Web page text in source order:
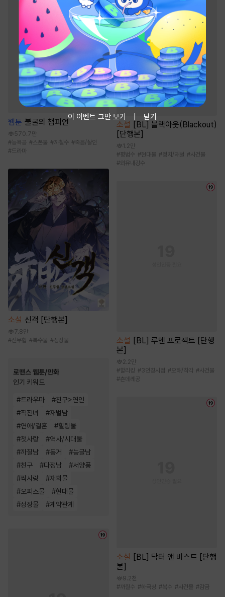
웹툰 불굴의 챔피언
570.7만
#능욕공 #스폰물 #까칠수 #죽음/살인
#드라마
소설 신객 [단행본]
7.8만
#신무협 #복수물 #성장물
로맨스 웹툰/만화
인기 키워드
#트라우마 #친구>연인
#직진녀 #재벌남
#연애/결혼 #힐링물
#첫사랑 #역사/시대물
#까칠남 #동거 #능글남
#친구 #다정남 #서양풍
#짝사랑 #재회물
#오피스물 #현대물
#성장물 #계약관계
소설 [BL] 블랙아웃(Blackout)
[단행본]
1.2만
#평범수 #현대물 #정치/재벌 #사건물
#외유내강수
소설
[BL] 루멘 프로젝트 [단행
본]
2.2만
#할리킹 #3인칭시점 #오해/착각 #사건물
#츤데레공
소설 [BL] 닥터 앤 비스트 [단행
본]
9.2천
#까칠수 #하극상 #복수 #사건물 #감금
이 이벤트 그만 보기 닫기